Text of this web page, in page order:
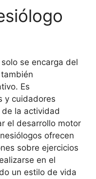
se encarga del
Es
y cuidadores
la actividad
el desarrollo motor
ofrecen
sobre ejercicios
en el
un estilo de vida